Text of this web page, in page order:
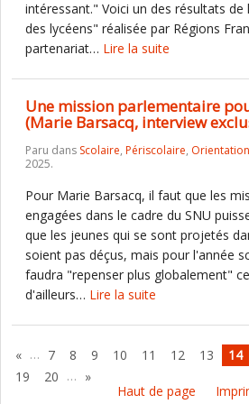
intéressant." Voici un des résultats de
des lycéens" réalisée par Régions
partenariat… Lire la suite
Une mission parlementaire
(Marie Barsacq, interview
Paru dans Scolaire, Périscolaire, Orientation
2025.
Pour Marie Barsacq, il faut que les
engagées dans le cadre du SNU
que les jeunes qui se sont projetés
soient pas déçus, mais pour l'année
faudra "repenser plus globalement"
d'ailleurs… Lire la suite
« … 7 8 9 10 11 12 13 14
19
20 … »
Haut de page